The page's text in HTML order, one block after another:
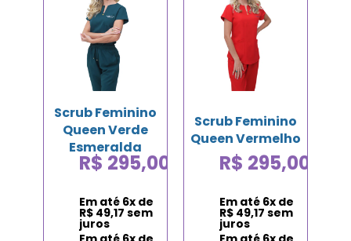
Scrub Feminino
Queen Verde
Esmeralda
R$ 295,00
Em até 6x de
R$ 49,17 sem
juros
Scrub Feminino
Queen Vermelho
R$ 295,00
Em até 6x de
R$ 49,17 sem
juros